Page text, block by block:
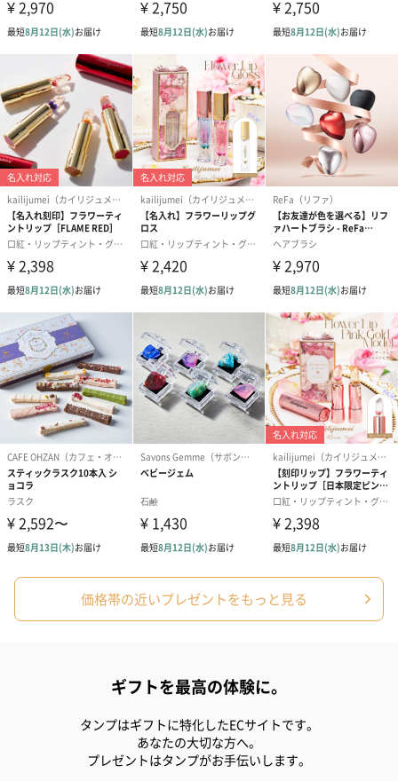
スキンケアグッズを同梱してお届けします。
ハンドクリーム3本セッ
ト【ありがとう】
（1,100円）
シャワージェル＆ハン
ドクリーム（ピンクグ
（2,145円）
シャワージェ
ドクリーム（
ッシュローズ
円）
リラックスグッズ
リラックスグッズを同梱してお届けします。
かき氷入浴剤4点セット
（ブルー）（748円）
かき氷入浴剤4点セット
（イエロー）（748円）
バスフラワー
【Thank you
円）
の＋αにおすすめです。
価格帯の近いプレゼントをもっと見る
ギフトを最高の体験に。
タンプはギフトに特化したECサイトです。
あなたの大切な方へ。
プレゼントはタンプがお手伝いします。